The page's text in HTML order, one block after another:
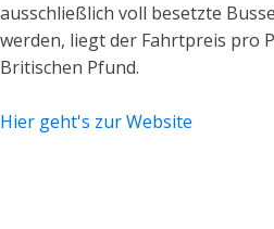
ausschließlich voll besetzte
werden, liegt der Fahrtpreis pro
Britischen Pfund.
Hier geht's zur Website